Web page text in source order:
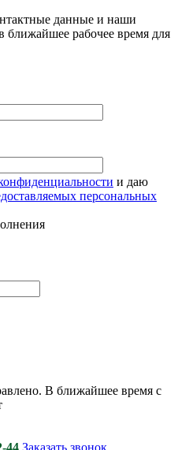
данные и наши
ближайшее рабочее время для
и даю
персональных
В ближайшее время с
44 Заказать звонок